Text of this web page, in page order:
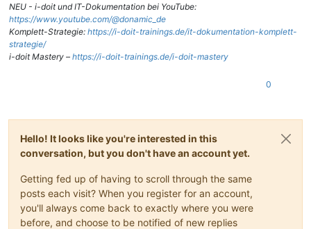
NEU - i-doit und IT-Dokumentation bei YouTube:
https://www.youtube.com/@donamic_de
Komplett-Strategie: https://i-doit-trainings.de/it-dokumentation-komplett-
strategie/
i-doit Mastery – https://i-doit-trainings.de/i-doit-mastery
0
Hello! It looks like you're interested in this
conversation, but you don't have an account yet.
Getting fed up of having to scroll through the same
posts each visit? When you register for an account,
you'll always come back to exactly where you were
before, and choose to be notified of new replies